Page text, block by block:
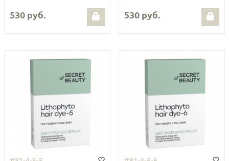
530 руб. 530 руб.